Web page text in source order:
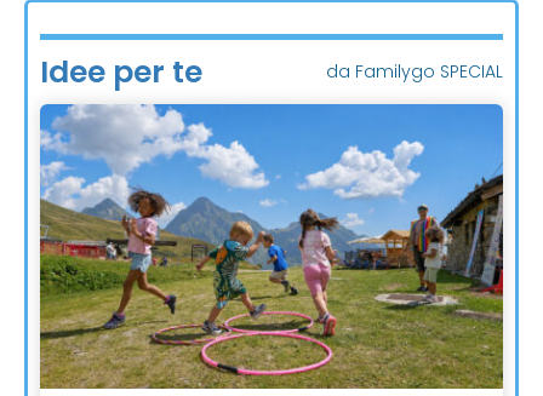
Idee per te da Familygo SPECIAL